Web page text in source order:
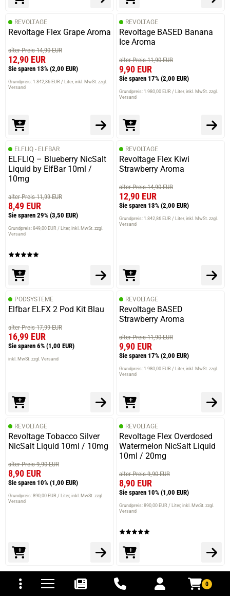
0
und Versandkosten
REVOLTAGE
Revoltage Flex Grape Aroma
alter Preis 14,90 EUR
12,90 EUR
Sie sparen 13% (2,00 EUR)
Grundpreis: 1.842,86 EUR / Liter inkl. MwSt. zzgl.
Versand
REVOLTAGE
Revoltage BASED Banana
Ice Aroma
alter Preis 11,90 EUR
9,90 EUR
Sie sparen 17% (2,00 EUR)
Grundpreis: 1.980,00 EUR / Liter inkl. MwSt. zzgl.
Versand
ELFLIQ - ELFBAR
ELFLIQ – Blueberry NicSalt
Liquid by ElfBar 10ml /
10mg
alter Preis 11,99 EUR
8,49 EUR
Sie sparen 29% (3,50 EUR)
Grundpreis: 849,00 EUR / Liter inkl. MwSt. zzgl.
Versand
REVOLTAGE
Revoltage Flex Kiwi
Strawberry Aroma
alter Preis 14,90 EUR
12,90 EUR
Sie sparen 13% (2,00 EUR)
Grundpreis: 1.842,86 EUR / Liter inkl. MwSt. zzgl.
Versand
PODSYSTEME
Elfbar ELFX 2 Pod Kit Blau
alter Preis 17,99 EUR
16,99 EUR
Sie sparen 6% (1,00 EUR)
inkl. MwSt. zzgl. Versand
REVOLTAGE
Revoltage BASED
Strawberry Aroma
alter Preis 11,90 EUR
9,90 EUR
Sie sparen 17% (2,00 EUR)
Grundpreis: 1.980,00 EUR / Liter inkl. MwSt. zzgl.
Versand
REVOLTAGE
Revoltage Tobacco Silver
NicSalt Liquid 10ml / 10mg
alter Preis 9,90 EUR
8,90 EUR
Sie sparen 10% (1,00 EUR)
Grundpreis: 890,00 EUR / Liter inkl. MwSt. zzgl.
Versand
REVOLTAGE
Revoltage Flex Overdosed
Watermelon NicSalt Liquid
10ml / 20mg
alter Preis 9,90 EUR
8,90 EUR
Sie sparen 10% (1,00 EUR)
Grundpreis: 890,00 EUR / Liter inkl. MwSt. zzgl.
Versand
EINFACH UND SICHEREINKAUFEN